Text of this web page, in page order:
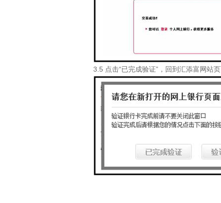
3.5 点击“已完成验证”，回到汇添富网站